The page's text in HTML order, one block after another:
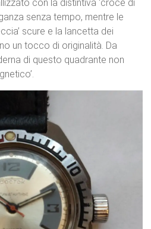
con la distintiva ‘croce di
senza tempo, mentre le
scure e la lancetta dei
un tocco di originalità. Da
di questo quadrante non